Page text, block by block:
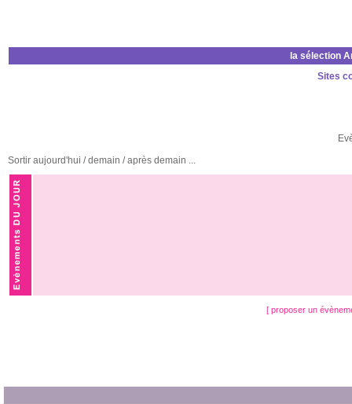
la sélection
Sites
Sortir aujourd'hui / demain / après demain ...
[ proposer un